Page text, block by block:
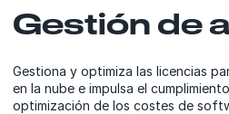
Gestión de
Gestiona y optimiza las licencias
en la nube e impulsa el
optimización de los costes de